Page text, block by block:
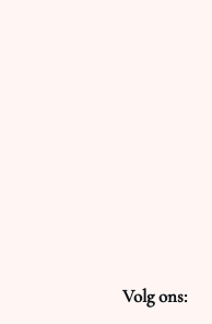
Volg ons: